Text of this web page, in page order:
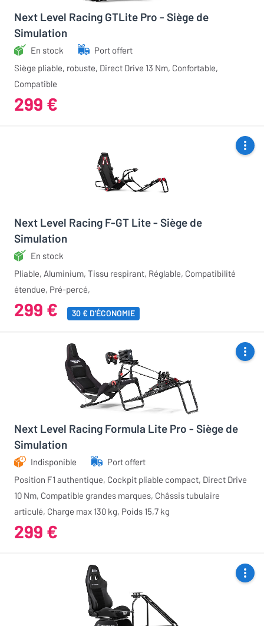
Next Level Racing GTLite Pro - Siège de
Simulation
En stock
Port offert
Siège pliable, robuste, Direct Drive 13 Nm, Confortable,
Compatible
299 €
Next Level Racing F-GT Lite - Siège de
Simulation
En stock
Pliable, Aluminium, Tissu respirant, Réglable, Compatibilité
étendue, Pré-percé,
299 € 30 € D'ÉCONOMIE
Next Level Racing Formula Lite Pro - Siège de
Simulation
Indisponible
Port offert
Position F1 authentique, Cockpit pliable compact, Direct Drive
10 Nm, Compatible grandes marques, Châssis tubulaire
articulé, Charge max 130 kg, Poids 15,7 kg
299 €